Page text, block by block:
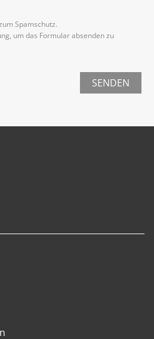
Spamschutz.
um das Formular absenden zu
SENDEN